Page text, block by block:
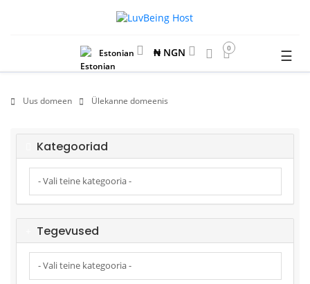
Estonian ₦ NGN 0 ☰
Uus domeen Ülekanne domeenis
Kategooriad
Tegevused